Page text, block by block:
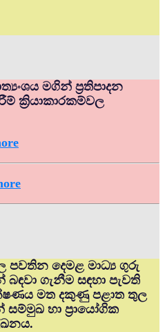
මගින් ප්‍රතිපාදන
ක්‍රියාකාරකම්වල
පවතින දෙමළ මාධ්‍ය ගුරු
බඳවා ගැනීම සඳහා පැවති
මත දකුණු පළාත තුල
හා ප්‍රායෝගික